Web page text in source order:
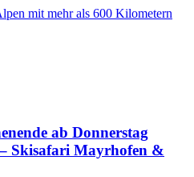
mit mehr als 600 Kilometern
ab Donnerstag
Skisafari Mayrhofen &